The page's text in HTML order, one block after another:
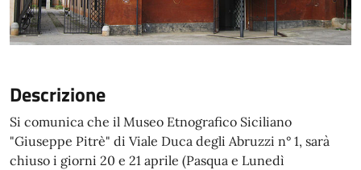
Descrizione
Si comunica che il Museo Etnografico Siciliano
"Giuseppe Pitrè" di Viale Duca degli Abruzzi n° 1, sarà
chiuso i giorni 20 e 21 aprile (Pasqua e Lunedì